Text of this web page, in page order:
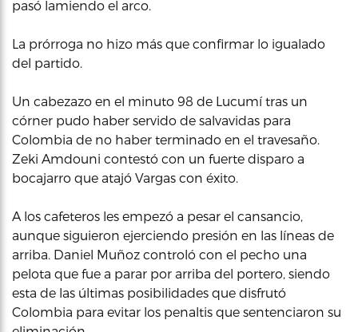
pasó lamiendo el arco.
La prórroga no hizo más que confirmar lo igualado
del partido.
Un cabezazo en el minuto 98 de Lucumí tras un
córner pudo haber servido de salvavidas para
Colombia de no haber terminado en el travesaño.
Zeki Amdouni contestó con un fuerte disparo a
bocajarro que atajó Vargas con éxito.
A los cafeteros les empezó a pesar el cansancio,
aunque siguieron ejerciendo presión en las líneas de
arriba. Daniel Muñoz controló con el pecho una
pelota que fue a parar por arriba del portero, siendo
esta de las últimas posibilidades que disfrutó
Colombia para evitar los penaltis que sentenciaron su